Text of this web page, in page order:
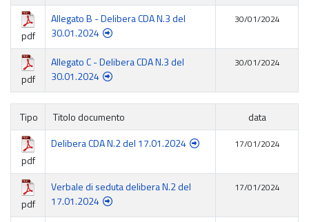
pdf
Allegato B - Delibera CDA N.3 del
30.01.2024
30/01/2024
pdf
Allegato C - Delibera CDA N.3 del
30.01.2024
30/01/2024
Tipo Titolo documento data
pdf
Delibera CDA N.2 del 17.01.2024 17/01/2024
pdf
Verbale di seduta delibera N.2 del
17.01.2024
17/01/2024